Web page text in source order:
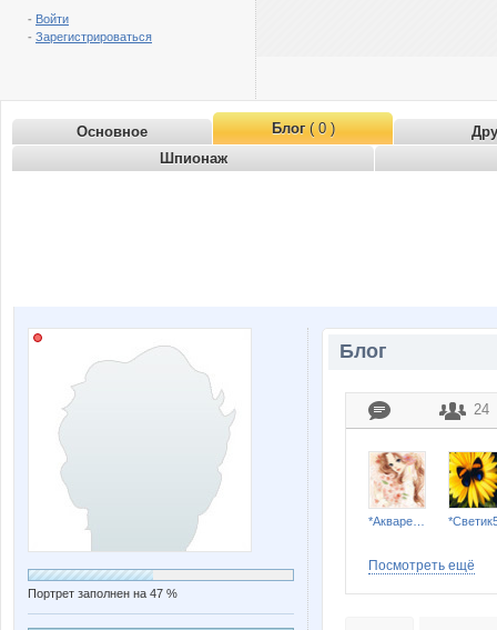
- Войти
- Зарегистрироваться
Основное Блог( 0 )
Шпионаж
Портрет заполнен на 47 %
Блог
24
Посмотреть ещё